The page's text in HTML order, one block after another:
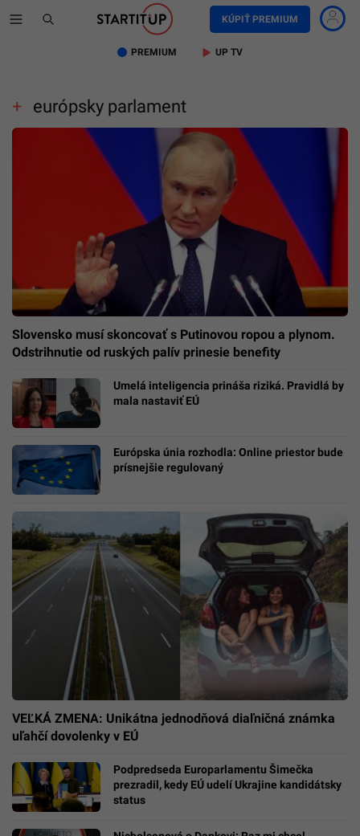
KÚPIŤ PREMIUM
PREMIUM UP TV
európsky parlament
Slovensko musí skoncovať s Putinovou ropou a plynom.
Odstrihnutie od ruských palív prinesie benefity
Umelá inteligencia prináša riziká. Pravidlá by
mala nastaviť EÚ
Európska únia rozhodla: Online priestor bude
prísnejšie regulovaný
VEĽKÁ ZMENA: Unikátna jednodňová diaľničná známka
uľahčí dovolenky v EÚ
Podpredseda Europarlamentu Šimečka
prezradil, kedy EÚ udelí Ukrajine kandidátsky
status